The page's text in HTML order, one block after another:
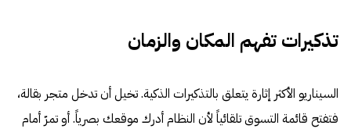
تذكيرات تفهم المكان والزمان
السيناريو الأكثر إثارة يتعلق بالتذكيرات الذكية. تخيل أن تدخل متجر بقالة،
فتفتح قائمة التسوق تلقائياً لأن النظام أدرك موقعك بصرياً. أو تمرّ أمام